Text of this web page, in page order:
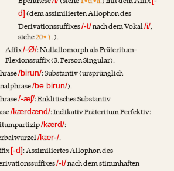
d](dem assimilierten Allophon des
Derivationssuffixes/-t/nach dem Vokal/i/,
siehe20•۱.).
Affix/-Ø/: Nullallomorph als Präteritum-
Flexionssuffix (3. Person Singular).
/birun/: Substantiv (ursprünglich
/be birun/).
/-æʃ/: Enklitisches Substantiv
/kærdænd/: Indikativ Präteritum Perfektiv:
/kærd/:
/kær-/.
[-d]: Assimiliertes Allophon des
/-t/nach dem stimmhaften